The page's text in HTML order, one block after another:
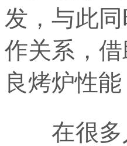
发，与此
作关系，
良烤炉性
在很多人